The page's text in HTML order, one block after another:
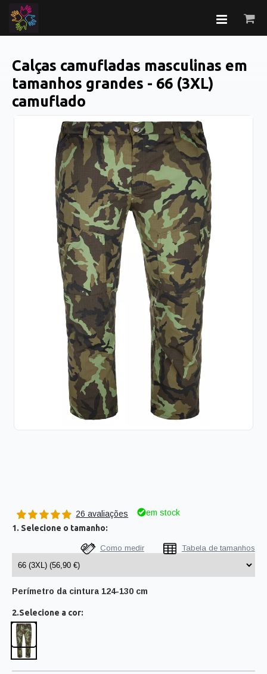
Calças camufladas masculinas em
tamanhos grandes - 66 (3XL)
camuflado
26 avaliações
em stock
1. Selecione o tamanho:
Como medir Tabela de tamanhos
Perímetro da cintura 124-130 cm
2.Selecione a cor: